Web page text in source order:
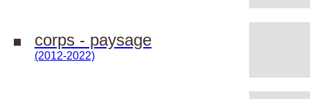
corps - paysage
(2012-2022)